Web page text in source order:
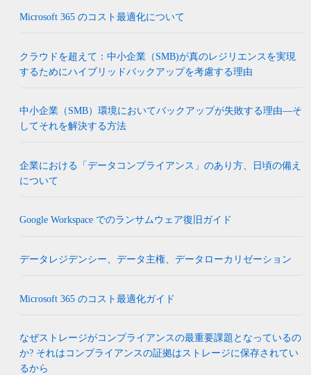
Microsoft 365 のコスト最適化について
クラウドを超えて：中小企業（SMB)が真のレジリエンスを実現
するためにハイブリッドバックアップを考慮する理由
中小企業（SMB）環境においてバックアップが失敗する理由―そ
してそれを解決する方法
企業における「データコンプライアンス」のあり方、日頃の備え
について
Google Workspace でのランサムウェア復旧ガイド
データレジデンシー、データ主権、データローカリゼーション
Microsoft 365 のコスト最適化ガイド
なぜストレージがコンプライアンスの最重要課題となっているの
か? それはコンプライアンスの証拠はストレージに保存されてい
るから